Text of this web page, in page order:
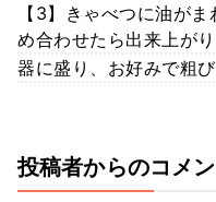
【3】きゃべつに油が
め合わせたら出来上がり
器に盛り、お好みで粗
投稿者からのコメ